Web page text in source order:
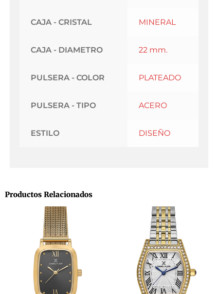
CAJA - CRISTAL MINERAL
CAJA - DIAMETRO 22 mm.
PULSERA - COLOR PLATEADO
PULSERA - TIPO ACERO
ESTILO DISEÑO
Productos Relacionados